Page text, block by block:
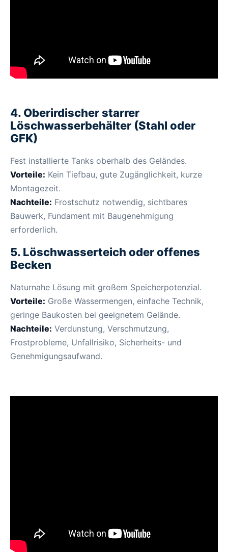
4. Oberirdischer starrer
Löschwasserbehälter (Stahl oder
GFK)
Fest installierte Tanks oberhalb des Geländes.
Vorteile: Kein Tiefbau, gute Zugänglichkeit, kurze
Montagezeit.
Nachteile: Frostschutz notwendig, sichtbares
Bauwerk, Fundament mit Baugenehmigung
erforderlich.
5. Löschwasserteich oder offenes
Becken
Naturnahe Lösung mit großem Speicherpotenzial.
Vorteile: Große Wassermengen, einfache Technik,
geringe Baukosten bei geeignetem Gelände.
Nachteile: Verdunstung, Verschmutzung,
Frostprobleme, Unfallrisiko, Sicherheits- und
Genehmigungsaufwand.